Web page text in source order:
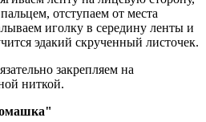
отступаем от места
иголку в середину ленты и
эдакий скрученный листочек.
закрепляем на
ниткой.